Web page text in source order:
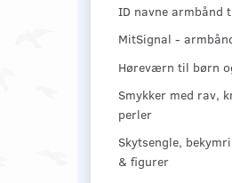
ID navne armbånd
MitSignal -
Høreværn til børn
Smykker med rav,
perler
Skytsengle,
& figurer